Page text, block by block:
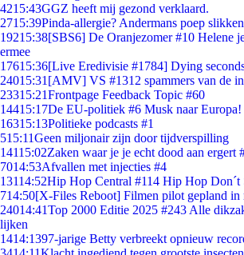
4215:43GGZ heeft mij gezond verklaard.
2715:39Pinda-allergie? Andermans poep
19215:38[SBS6] De Oranjezomer #10 Helene
ermee
17615:36[Live Eredivisie #1784] Dying
24015:31 [AMV] VS #1312 spammers van de
23315:21Frontpage Feedback Topic #60
14415:17De EU-politiek #6 Musk naar Europa!
16315:13Politieke podcasts #1
515:11Geen miljonair zijn door tijdverspilling
14115:02Zaken waar je je echt dood aan ergert
7014:53Afvallen met injecties #4
13114:52Hip Hop Central #114 Hip Hop Don´t
714:50[X-Files Reboot] Filmen pilot gepland in
24014:41Top 2000 Editie 2025 #243 Alle
lijken
1414:1397-jarige Betty verbreekt opnieuw